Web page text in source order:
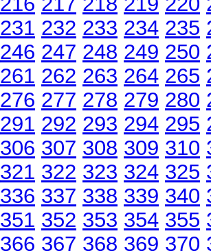
231 232 233 234 235
246 247 248 249 250
261 262 263 264 265
276 277 278 279 280
291 292 293 294 295
306 307 308 309 310
321 322 323 324 325
336 337 338 339 340
351 352 353 354 355
366 367 368 369 370